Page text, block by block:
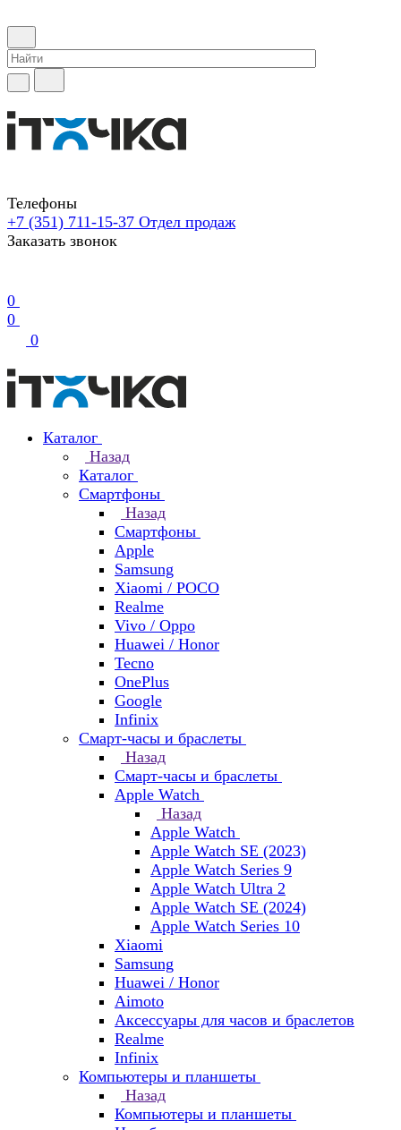
Телефоны
+7 (351) 711-15-37 Отдел продаж
Заказать звонок
0
0
0
Каталог
Назад
Каталог
Смартфоны
Назад
Смартфоны
Apple
Samsung
Xiaomi / POCO
Realme
Vivo / Oppo
Huawei / Honor
Tecno
OnePlus
Google
Infinix
Смарт-часы и браслеты
Назад
Смарт-часы и браслеты
Apple Watch
Назад
Apple Watch
Apple Watch SE (2023)
Apple Watch Series 9
Apple Watch Ultra 2
Apple Watch SE (2024)
Apple Watch Series 10
Xiaomi
Samsung
Huawei / Honor
Aimoto
Аксессуары для часов и браслетов
Realme
Infinix
Компьютеры и планшеты
Назад
Компьютеры и планшеты